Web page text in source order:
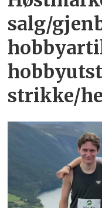
salg/
strikke/